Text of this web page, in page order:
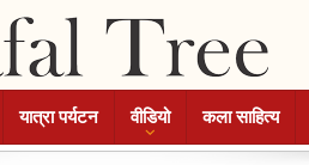
यात्रा पर्यटन वीडियो कला साहित्य